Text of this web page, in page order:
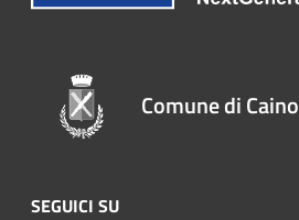
Comune di Caino
SEGUICI SU